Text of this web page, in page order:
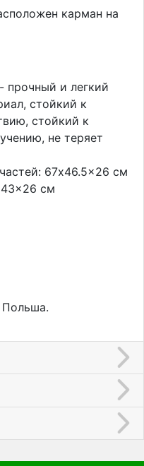
карман на
прочный и легкий
стойкий к
стойкий к
не теряет
67x46.5x26 см
см
Польша.